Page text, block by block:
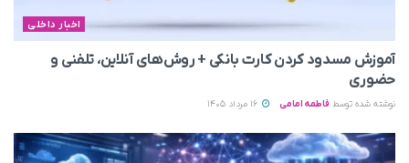
اخبار داخلی
آموزش مسدود کردن کارت بانکی + روش‌های آنلاین، تلفنی و
حضوری
نوشته شده توسط فاطمه امامی